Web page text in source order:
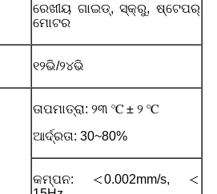
ରେଖୀୟ ଗାଇଡ୍, ସ୍କ୍ରୁ, ଷ୍ଟେପର୍
ମୋଟର
୧୨ଭି/୨୪ଭି
ତାପମାତ୍ରା: ୨୩ ℃ ± ୨ ℃
ଆର୍ଦ୍ରତା: 30~80%
କମ୍ପନ: ＜0.002mm/s, ＜